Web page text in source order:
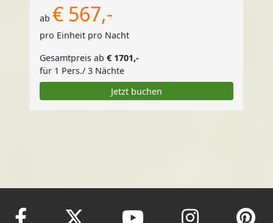
ab € 567,-
pro Einheit pro Nacht
Gesamtpreis ab € 1701,-
für 1 Pers./ 3 Nächte
Jetzt buchen